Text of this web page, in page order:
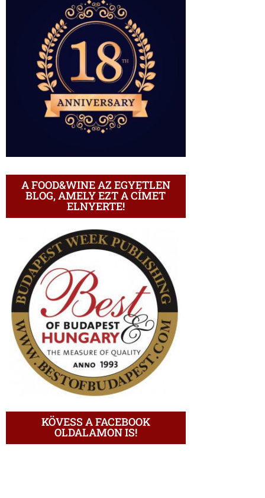
A FOOD&WINE AZ EGYETLEN
BLOG, AMELY EZT A CÍMET
ELNYERTE!
KÖVESS A FACEBOOK
OLDALAMON IS!